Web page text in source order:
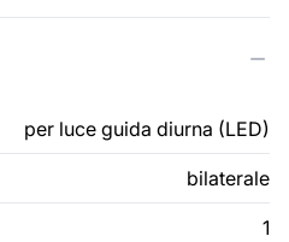
per luce guida diurna (LED)
bilaterale
1